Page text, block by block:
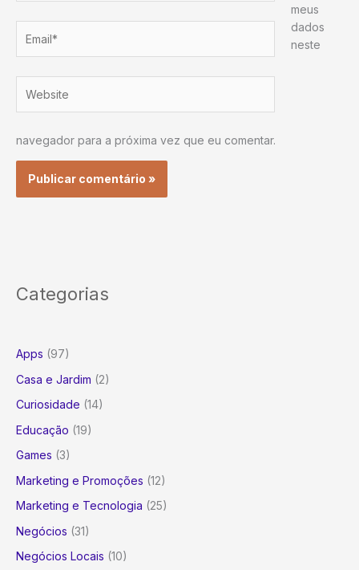
meus
dados
neste
navegador para a próxima vez que eu comentar.
Categorias
Apps (97)
Casa e Jardim (2)
Curiosidade (14)
Educação (19)
Games (3)
Marketing e Promoções (12)
Marketing e Tecnologia (25)
Negócios (31)
Negócios Locais (10)